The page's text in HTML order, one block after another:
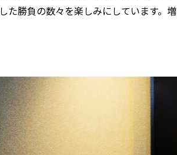
た勝負の数々を楽しみにしています。